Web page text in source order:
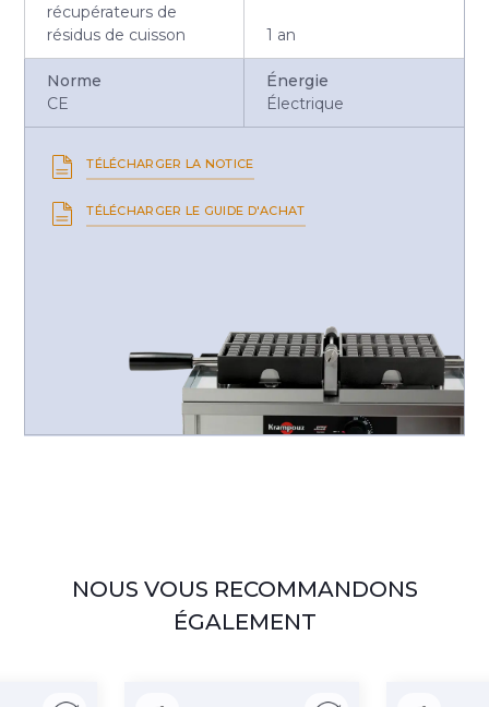
récupérateurs de
résidus de cuisson
1 an
Norme
CE
Énergie
Électrique
TÉLÉCHARGER LA NOTICE
TÉLÉCHARGER LE GUIDE D'ACHAT
NOUS VOUS RECOMMANDONS
ÉGALEMENT